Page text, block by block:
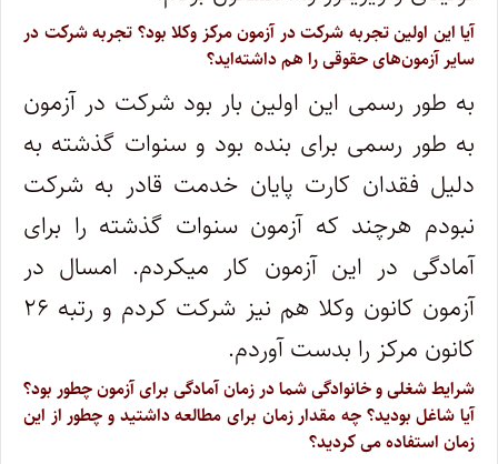
آیا این اولین تجربه شرکت در آزمون مرکز وکلا بود؟ تجربه شرکت در
سایر آزمون‌های حقوقی را هم داشته‌اید؟
به طور رسمی این اولین بار بود شرکت در آزمون
به طور رسمی برای بنده بود و سنوات گذشته به
دلیل فقدان کارت پایان خدمت قادر به شرکت
نبودم هرچند که آزمون سنوات گذشته را برای
آمادگی در این آزمون کار میکردم. امسال در
آزمون کانون وکلا هم نیز شرکت کردم و رتبه ۲۶
کانون مرکز را بدست آوردم.
شرایط شغلی و خانوادگی شما در زمان آمادگی برای آزمون چطور بود؟
آیا شاغل بودید؟ چه مقدار زمان برای مطالعه داشتید و چطور از این
زمان استفاده می کردید؟